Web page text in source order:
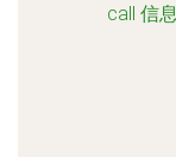
call 信